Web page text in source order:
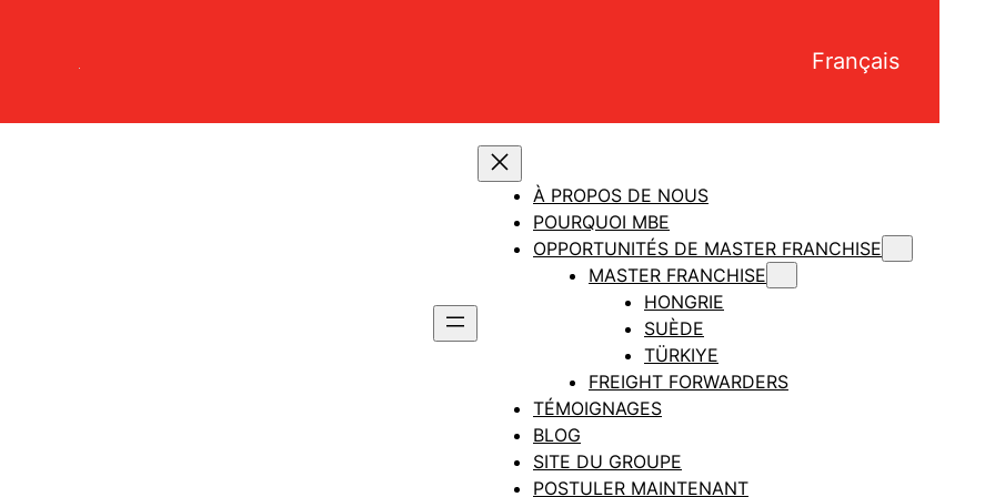
Français
À PROPOS DE NOUS
POURQUOI MBE
OPPORTUNITÉS DE MASTER FRANCHISE
MASTER FRANCHISE
HONGRIE
SUÈDE
TÜRKIYE
FREIGHT FORWARDERS
TÉMOIGNAGES
BLOG
SITE DU GROUPE
POSTULER MAINTENANT